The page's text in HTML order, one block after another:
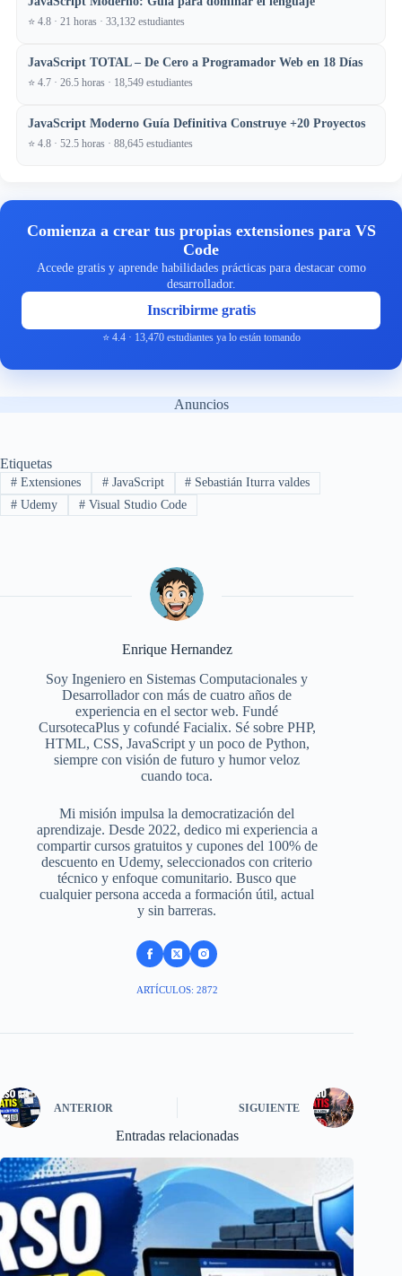
⭐ 4.8 · 21 horas · 33,132 estudiantes
JavaScript TOTAL – De Cero a Programador Web en 18 Días
⭐ 4.7 · 26.5 horas · 18,549 estudiantes
JavaScript Moderno Guía Definitiva Construye +20 Proyectos
⭐ 4.8 · 52.5 horas · 88,645 estudiantes
Comienza a crear tus propias extensiones para VS
Code
Accede gratis y aprende habilidades prácticas para destacar como
desarrollador.
Inscribirme gratis
⭐ 4.4 · 13,470 estudiantes ya lo están tomando
Anuncios
Etiquetas
#Extensiones #JavaScript # Sebastián Iturra valdes
#Udemy #Visual Studio Code
Enrique Hernandez
Soy Ingeniero en Sistemas Computacionales y
Desarrollador con más de cuatro años de
experiencia en el sector web. Fundé
CursotecaPlus y cofundé Facialix. Sé sobre PHP,
HTML, CSS, JavaScript y un poco de Python,
siempre con visión de futuro y humor veloz
cuando toca.
Mi misión impulsa la democratización del
aprendizaje. Desde 2022, dedico mi experiencia a
compartir cursos gratuitos y cupones del 100% de
descuento en Udemy, seleccionados con criterio
técnico y enfoque comunitario. Busco que
cualquier persona acceda a formación útil, actual
y sin barreras.
ARTÍCULOS: 2872
ANTERIOR SIGUIENTE
Entradas relacionadas